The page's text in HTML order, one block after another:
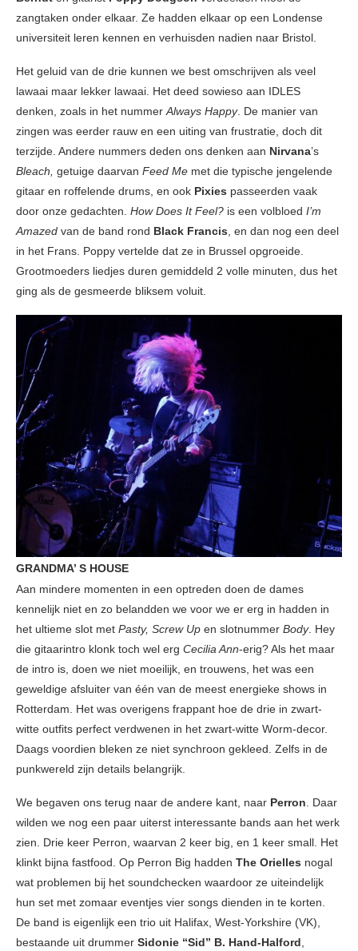
zangtaken onder elkaar. Ze hadden elkaar op een Londense
universiteit leren kennen en verhuisden nadien naar Bristol.
Het geluid van de drie kunnen we best omschrijven als veel
lawaai maar lekker lawaai. Het deed sowieso aan IDLES
denken, zoals in het nummer Always Happy. De manier van
zingen was eerder rauw en een uiting van frustratie, doch dit
terzijde. Andere nummers deden ons denken aan Nirvana’s
Bleach, getuige daarvan Feed Me met die typische jengelende
gitaar en roffelende drums, en ook Pixies passeerden vaak
door onze gedachten. How Does It Feel? is een volbloed I’m
Amazed van de band rond Black Francis , en dan nog een deel
in het Frans. Poppy vertelde dat ze in Brussel opgroeide.
Grootmoeders liedjes duren gemiddeld 2 volle minuten, dus het
ging als de gesmeerde bliksem voluit.
GRANDMA’ S HOUSE
Aan mindere momenten in een optreden doen de dames
kennelijk niet en zo belandden we voor we er erg in hadden in
het ultieme slot met Pasty, Screw Up en slotnummer Body. Hey
die gitaarintro klonk toch wel erg Cecilia Ann-erig? Als het maar
de intro is, doen we niet moeilijk, en trouwens, het was een
geweldige afsluiter van één van de meest energieke shows in
Rotterdam. Het was overigens frappant hoe de drie in zwart-
witte outfits perfect verdwenen in het zwart-witte Worm-decor.
Daags voordien bleken ze niet synchroon gekleed. Zelfs in de
punkwereld zijn details belangrijk.
We begaven ons terug naar de andere kant, naar Perron . Daar
wilden we nog een paar uiterst interessante bands aan het werk
zien. Drie keer Perron, waarvan 2 keer big, en 1 keer small. Het
klinkt bijna fastfood. Op Perron Big hadden The Orielles nogal
wat problemen bij het soundchecken waardoor ze uiteindelijk
hun set met zomaar eventjes vier songs dienden in te korten.
De band is eigenlijk een trio uit Halifax, West-Yorkshire (VK),
bestaande uit drummer Sidonie “Sid” B. Hand-Halford